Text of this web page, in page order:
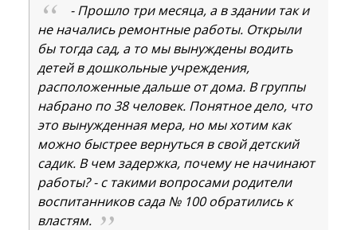
- Прошло три месяца, а в здании так и
не начались ремонтные работы. Открыли
бы тогда сад, а то мы вынуждены водить
детей в дошкольные учреждения,
расположенные дальше от дома. В группы
набрано по 38 человек. Понятное дело, что
это вынужденная мера, но мы хотим как
можно быстрее вернуться в свой детский
садик. В чем задержка, почему не начинают
работы? - с такими вопросами родители
воспитанников сада № 100 обратились к
властям.